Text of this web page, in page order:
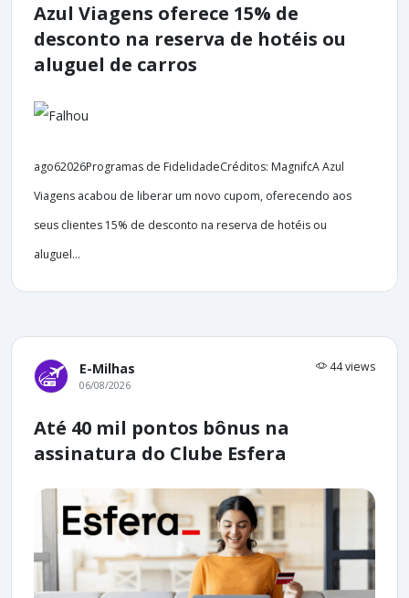
Azul Viagens oferece 15% de
desconto na reserva de hotéis ou
aluguel de carros
ago62026Programas de FidelidadeCréditos: MagnifcA Azul
Viagens acabou de liberar um novo cupom, oferecendo aos
seus clientes 15% de desconto na reserva de hotéis ou
aluguel...
E-Milhas 44 views
06/08/2026
Até 40 mil pontos bônus na
assinatura do Clube Esfera